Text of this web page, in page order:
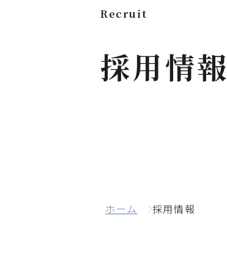
Recruit
採用情報
ホーム 採用情報